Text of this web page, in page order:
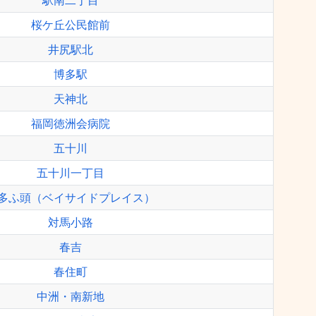
桜ケ丘公民館前
井尻駅北
博多駅
天神北
福岡徳洲会病院
五十川
五十川一丁目
ふ頭（ベイサイドプレイス）
対馬小路
春吉
春住町
中洲・南新地